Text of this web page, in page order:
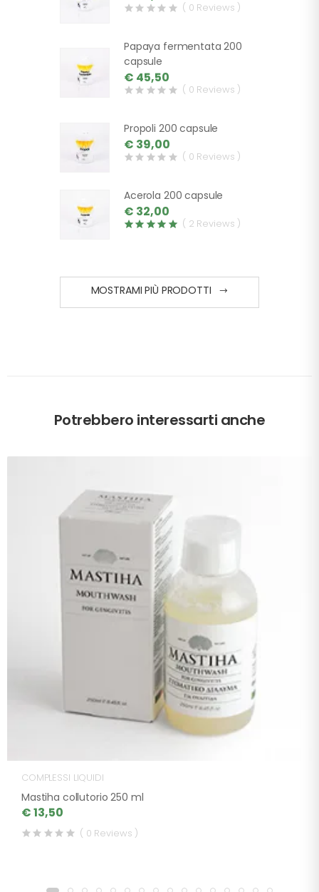
( 0 Reviews )
Papaya fermentata 200
capsule
€ 45,50
( 0 Reviews )
Propoli 200 capsule
€ 39,00
( 0 Reviews )
Acerola 200 capsule
€ 32,00
( 2 Reviews )
MOSTRAMI PIÙ PRODOTTI
Potrebbero interessarti anche
COMPLESSI LIQUIDI
Mastiha collutorio 250 ml
€ 13,50
( 0 Reviews )